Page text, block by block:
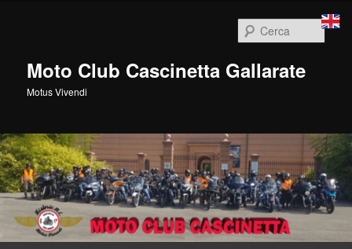
Moto Club Cascinetta Gallarate
Motus Vivendi
Cerca